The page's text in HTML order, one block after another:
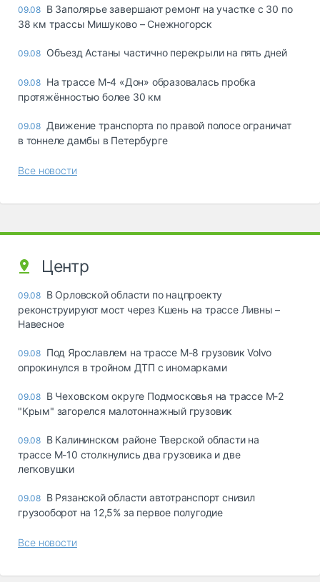
09.08 В Заполярье завершают ремонт на участке с 30 по
38 км трассы Мишуково – Снежногорск
09.08 Объезд Астаны частично перекрыли на пять дней
09.08 На трассе М-4 «Дон» образовалась пробка
протяжённостью более 30 км
09.08 Движение транспорта по правой полосе ограничат
в тоннеле дамбы в Петербурге
Все новости
Центр
09.08 В Орловской области по нацпроекту
реконструируют мост через Кшень на трассе Ливны –
Навесное
09.08 Под Ярославлем на трассе М-8 грузовик Volvo
опрокинулся в тройном ДТП с иномарками
09.08 В Чеховском округе Подмосковья на трассе М-2
"Крым" загорелся малотоннажный грузовик
09.08 В Калининском районе Тверской области на
трассе М-10 столкнулись два грузовика и две
легковушки
09.08 В Рязанской области автотранспорт снизил
грузооборот на 12,5% за первое полугодие
Все новости